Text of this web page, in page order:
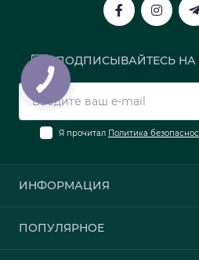
ПОДПИСЫВАЙТЕСЬ
Я прочитал Политика
ИНФОРМАЦИЯ
Доставка и оплата
ПОПУЛЯРНОЕ